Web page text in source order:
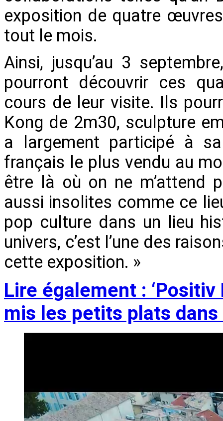
exposition de quatre
tout le mois.
Ainsi, jusqu’au 3
pourront découvrir ces
cours de leur visite. Ils
Kong de 2m30, sculpture
a largement participé à
français le plus vendu au
être là où on ne m’attend
aussi insolites comme ce
pop culture dans un lieu
univers, c’est l’une des
cette exposition. »
Lire également :
mis les petits plats dans